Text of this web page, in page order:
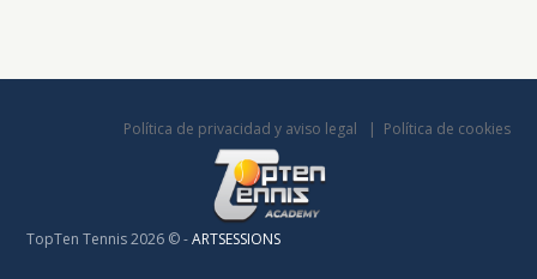
Política de privacidad y aviso legal Política de cookies
TopTen Tennis 2026 © -ARTSESSIONS